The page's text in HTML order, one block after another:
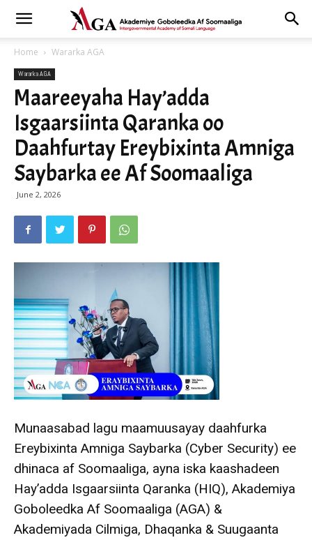
Home Wararka AGA
Wararka AGA
Maareeyaha Hay’adda
Isgaarsiinta Qaranka oo
Daahfurtay Ereybixinta Amniga
Saybarka ee Af Soomaaliga
June 2, 2026
Munaasabad lagu maamuusayay daahfurka
Ereybixinta Amniga Saybarka (Cyber Security) ee
dhinaca af Soomaaliga, ayna iska kaashadeen
Hay’adda Isgaarsiinta Qaranka (HIQ), Akademiya
Goboleedka Af Soomaaliga (AGA) &
Akademiyada Cilmiga, Dhaqanka & Suugaanta